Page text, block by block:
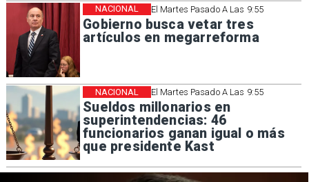
El Martes Pasado A Las 9:55
Gobierno busca vetar tres
artículos en megarreforma
NACIONAL
El Martes Pasado A Las 9:55
Sueldos millonarios en
superintendencias: 46
funcionarios ganan igual o más
que presidente Kast
NACIONAL